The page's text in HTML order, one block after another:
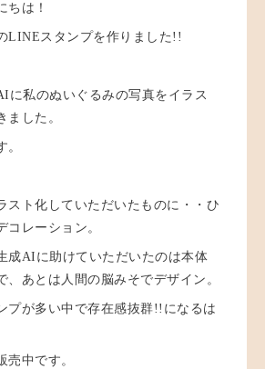
ちは！
LINEスタンプを作りました!!
に私のぬいぐるみの写真をイラス
ました。
スト化していただいたものに・・ひ
コレーション。
成AIに助けていただいたのは本体
、あとは人間の脳みそでデザイン。
プが多い中で存在感抜群!!になるは
売中です。